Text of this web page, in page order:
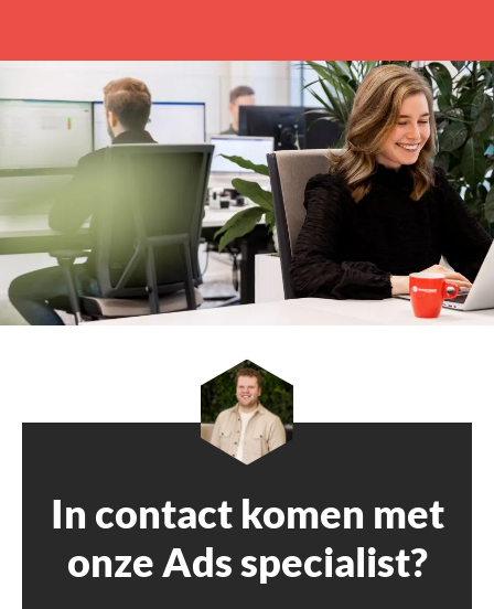
In contact komen met
onze Ads specialist?